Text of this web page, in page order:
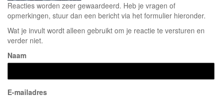
Reacties worden zeer gewaardeerd. Heb je vragen of
opmerkingen, stuur dan een bericht via het formulier hieronder.
Wat je invult wordt alleen gebruikt om je reactie te versturen en
verder niet.
Naam
E-mailadres